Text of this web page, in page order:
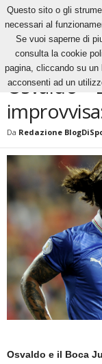
News Osvaldo
NEWS
Osvaldo –
Da Redazione
Osvaldo e il Boca
Questo sito o gli
necessari al
Se vuoi saperne di
consulta la cookie
pagina, cliccando su un
acconsenti ad un